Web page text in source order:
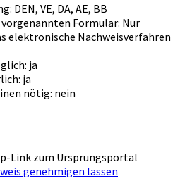
DEN, VE, DA, AE, BB
Formular: Nur
elektronische Nachweisverfahren
ja
ja
nötig: nein
Link zum Ursprungsportal
genehmigen lassen